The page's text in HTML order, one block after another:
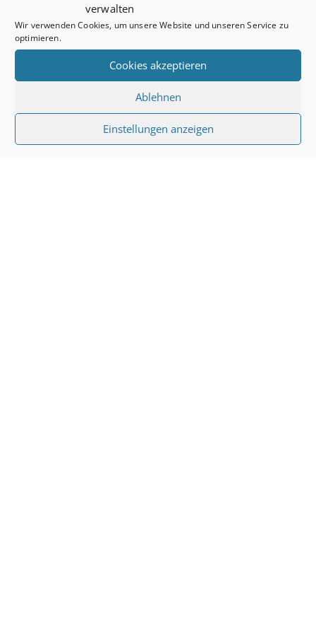
verwalten
Wir verwenden Cookies, um unsere Website und unseren Service zu
optimieren.
Cookies akzeptieren
Ablehnen
Einstellungen anzeigen